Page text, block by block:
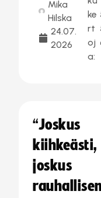
Mika
Hilska
24.07.
2026
ke
rt
oj
a:
“Joskus
kiihkeästi,
joskus